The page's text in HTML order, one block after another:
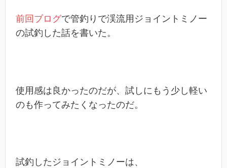
前回ブログで管釣りで渓流用ジョイントミノー
の試釣した話を書いた。
使用感は良かったのだが、試しにもう少し軽い
のも作ってみたくなったのだ。
試釣したジョイントミノーは、